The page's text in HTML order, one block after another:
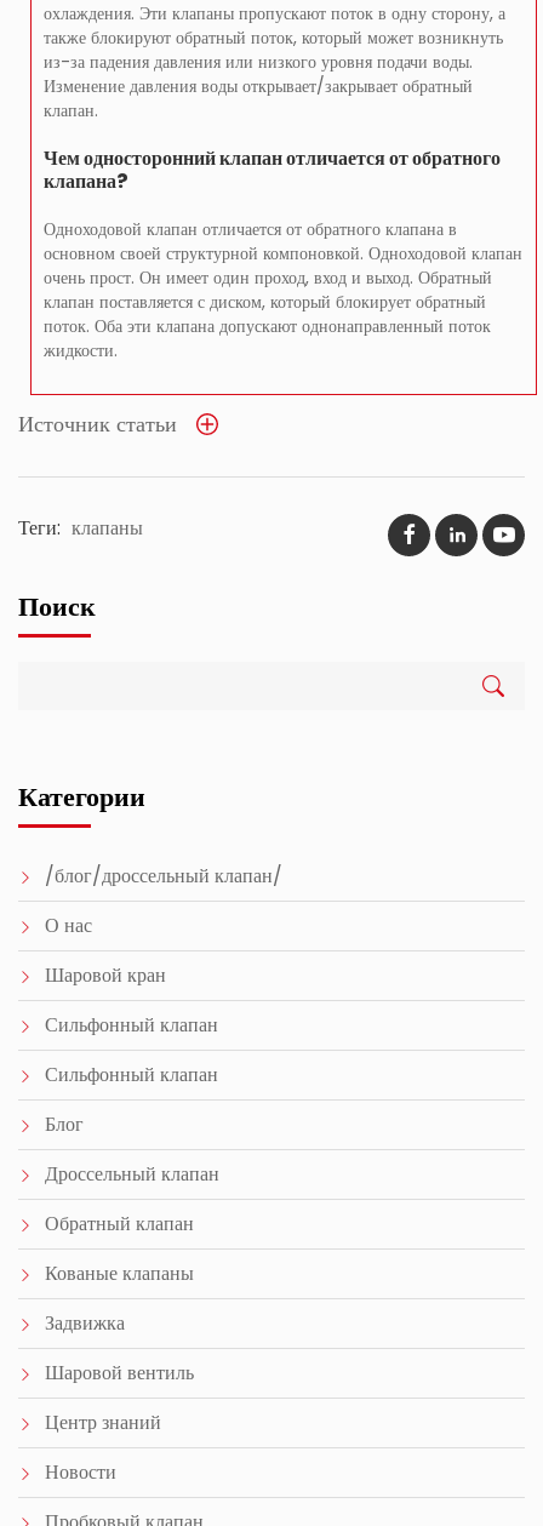
охлаждения. Эти клапаны пропускают поток в одну сторону, а
также блокируют обратный поток, который может возникнуть
из-за падения давления или низкого уровня подачи воды.
Изменение давления воды открывает/закрывает обратный
клапан.
Чем односторонний клапан отличается от обратного
клапана?
Одноходовой клапан отличается от обратного клапана в
основном своей структурной компоновкой. Одноходовой клапан
очень прост. Он имеет один проход, вход и выход. Обратный
клапан поставляется с диском, который блокирует обратный
поток. Оба эти клапана допускают однонаправленный поток
жидкости.
Источник статьи
Теги: клапаны
Поиск
Категории
/блог/дроссельный клапан/
О нас
Шаровой кран
Сильфонный клапан
Сильфонный клапан
Блог
Дроссельный клапан
Обратный клапан
Кованые клапаны
Задвижка
Шаровой вентиль
Центр знаний
Новости